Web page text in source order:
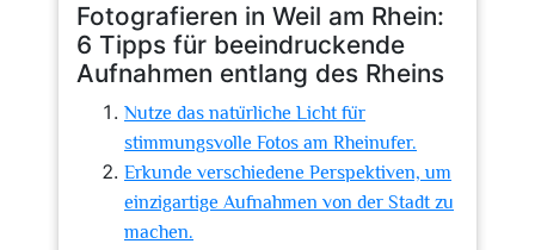
Fotografieren in Weil am Rhein:
6 Tipps für beeindruckende
Aufnahmen entlang des Rheins
Nutze das natürliche Licht für
stimmungsvolle Fotos am Rheinufer.
Erkunde verschiedene Perspektiven, um
einzigartige Aufnahmen von der Stadt zu
machen.